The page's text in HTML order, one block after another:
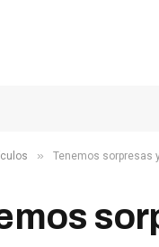
» Tenemos sorpresas